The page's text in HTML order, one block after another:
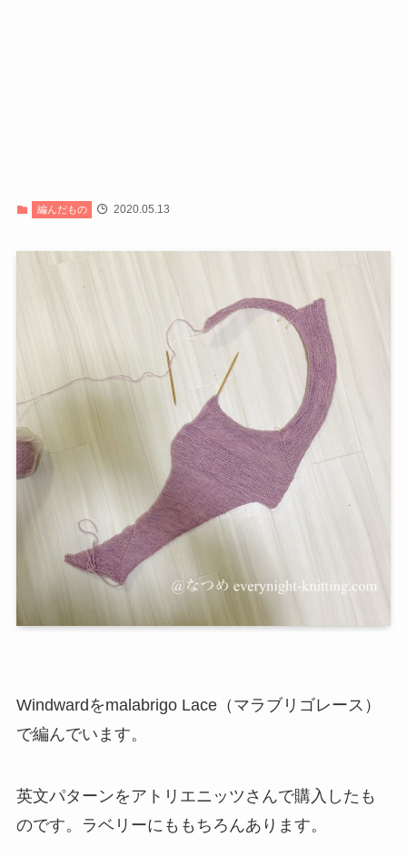
編んだもの 2020.05.13
Windwardをmalabrigo Lace（マラブリゴレース）
で編んでいます。
英文パターンをアトリエニッツさんで購入したも
のです。ラベリーにももちろんあります。